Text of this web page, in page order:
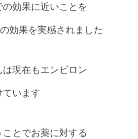
効果に近いことを
効果を実感されました
現在もエンビロン
ています
とでお薬に対する